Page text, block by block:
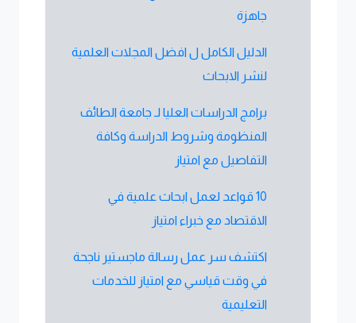
جاهزة
الدليل الكامل ل افضل المجلات العلمية
لنشر الابحاث
برامج الدراسات العليا لـ جامعة الطائف
المنظومة وشروط الدراسة وكافة
التفاصيل مع امتياز
10 قواعد لعمل ابحاث علمية في
الاقتصاد مع خبراء امتياز
اكتشف سر عمل رسالة ماجستير ناجحة
في وقت قياسي مع امتياز للخدمات
التعليمية